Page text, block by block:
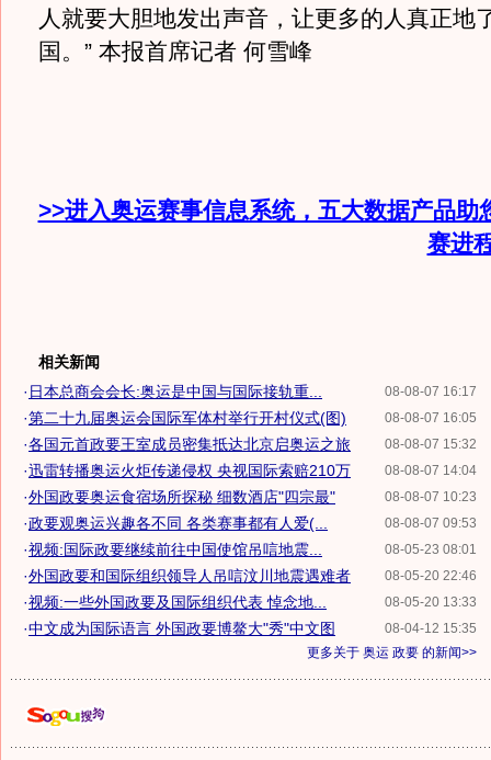
人就要大胆地发出声音，让更多的人真正地
国。” 本报首席记者 何雪峰
>>进入奥运赛事信息系统，五大数据产品助
赛进
相关新闻
08-08-07 16:17
· 日本总商会会长:奥运是中国与国际接轨重...
08-08-07 16:05
·第二十九届奥运会国际军体村举行开村仪式(图)
08-08-07 15:32
·各国元首政要王室成员密集抵达北京启奥运之旅
08-08-07 14:04
·迅雷转播奥运火炬传递侵权 央视国际索赔210万
08-08-07 10:23
·外国政要奥运食宿场所探秘 细数酒店"四宗最"
08-08-07 09:53
·政要观奥运兴趣各不同 各类赛事都有人爱(...
08-05-23 08:01
·视频:国际政要继续前往中国使馆吊唁地震...
08-05-20 22:46
·外国政要和国际组织领导人吊唁汶川地震遇难者
08-05-20 13:33
·视频:一些外国政要及国际组织代表 悼念地...
08-04-12 15:35
·中文成为国际语言 外国政要博鳌大"秀"中文图
更多关于 奥运 政要 的新闻>>